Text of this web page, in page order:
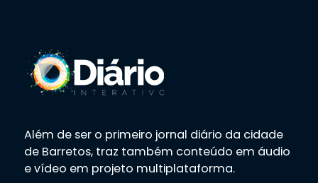
Além de ser o primeiro jornal diário da cidade
de Barretos, traz também conteúdo em áudio
e vídeo em projeto multiplataforma.